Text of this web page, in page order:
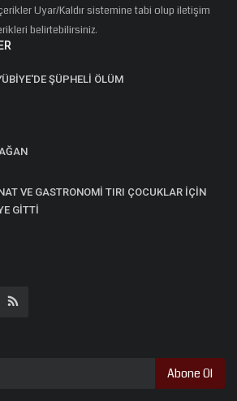
Uyar/Kaldır sistemine tabi olup iletişim
belirtebilirsiniz.
ŞÜPHELİ ÖLÜM
VE GASTRONOMİ TIRI ÇOCUKLAR İÇİN
GİTTİ
Abone Ol